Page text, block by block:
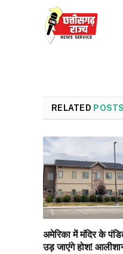
RELATED POSTS
अमेरिका में मंदिर के
उड़ जाएंगे होश!